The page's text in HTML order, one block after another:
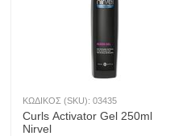
ΚΩΔΙΚΟΣ (SKU): 03435
Curls Activator Gel 250ml
Nirvel